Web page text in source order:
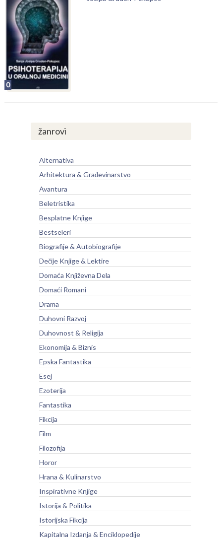
0
žanrovi
Alternativa
Arhitektura & Građevinarstvo
Avantura
Beletristika
Besplatne Knjige
Bestseleri
Biografije & Autobiografije
Dečije Knjige & Lektire
Domaća Književna Dela
Domaći Romani
Drama
Duhovni Razvoj
Duhovnost & Religija
Ekonomija & Biznis
Epska Fantastika
Esej
Ezoterija
Fantastika
Fikcija
Film
Filozofija
Horor
Hrana & Kulinarstvo
Inspirativne Knjige
Istorija & Politika
Istorijska Fikcija
Kapitalna Izdanja & Enciklopedije